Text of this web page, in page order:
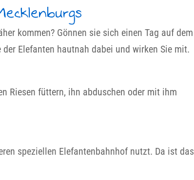
kommen? Gönnen sie sich einen Tag auf dem
Elefanten hautnah dabei und wirken Sie mit.
Riesen füttern, ihn abduschen oder mit ihm
speziellen Elefantenbahnhof nutzt. Da ist das